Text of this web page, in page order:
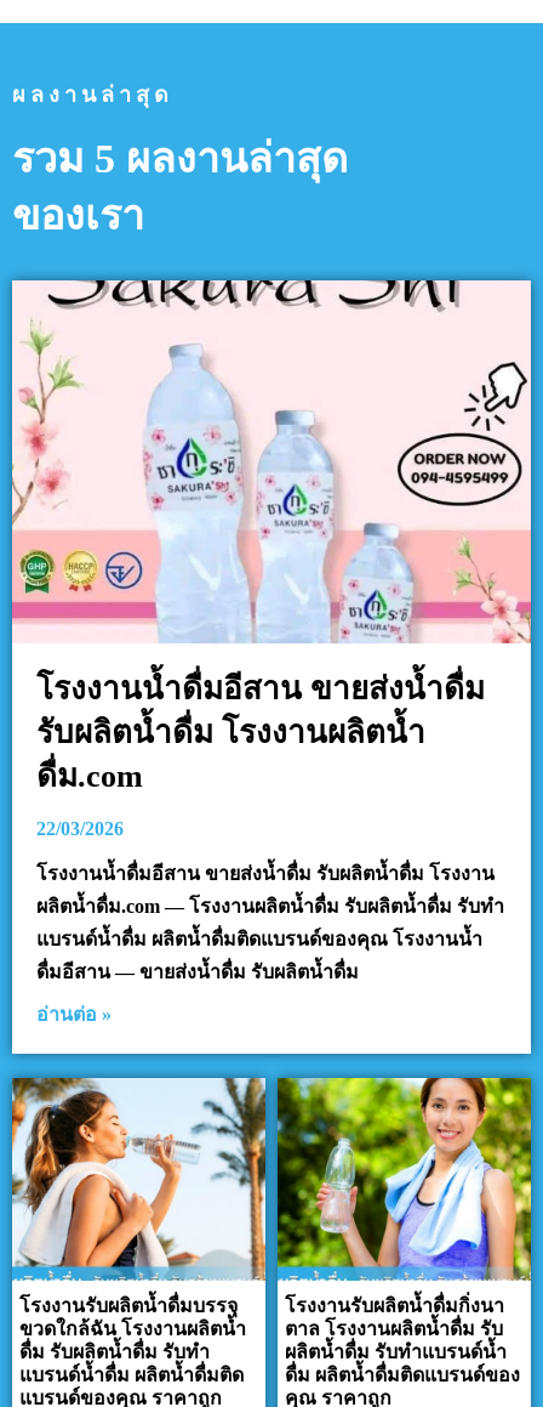
ผลงานล่าสุด
รวม 5 ผลงานล่าสุด
ของเรา
โรงงานน้ำดื่มอีสาน ขายส่งน้ำดื่ม
รับผลิตน้ำดื่ม โรงงานผลิตน้ำ
ดื่ม.com
22/03/2026
โรงงานน้ำดื่มอีสาน ขายส่งน้ำดื่ม รับผลิตน้ำดื่ม โรงงาน
ผลิตน้ำดื่ม.com — โรงงานผลิตน้ำดื่ม รับผลิตน้ำดื่ม รับทำ
แบรนด์น้ำดื่ม ผลิตน้ำดื่มติดแบรนด์ของคุณ โรงงานน้ำ
ดื่มอีสาน — ขายส่งน้ำดื่ม รับผลิตน้ำดื่ม
อ่านต่อ »
โรงงานรับผลิตน้ำดื่มบรรจุ
ขวดใกล้ฉัน โรงงานผลิตน้ำ
ดื่ม รับผลิตน้ำดื่ม รับทำ
แบรนด์น้ำดื่ม ผลิตน้ำดื่มติด
แบรนด์ของคุณ ราคาถูก
โรงงานรับผลิตน้ำดื่มกิ่งนา
ตาล โรงงานผลิตน้ำดื่ม รับ
ผลิตน้ำดื่ม รับทำแบรนด์น้ำ
ดื่ม ผลิตน้ำดื่มติดแบรนด์ของ
คุณ ราคาถูก